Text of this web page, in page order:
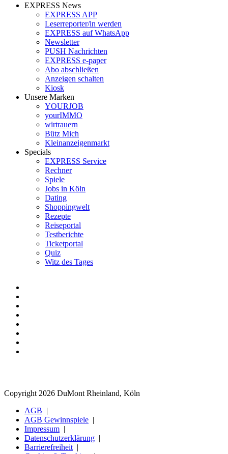
EXPRESS News
EXPRESS APP
Leserreporter/in werden
EXPRESS auf WhatsApp
Newsletter
PUSH Nachrichten
EXPRESS e-paper
Abo abschließen
Anzeigen schalten
Kiosk
Unsere Marken
YOURJOB
yourIMMO
wirtrauern
Bütz Mich
Kleinanzeigenmarkt
Specials
EXPRESS Service
Rechner
Spiele
Jobs in Köln
Dating
Shoppingwelt
Rezepte
Reiseportal
Testberichte
Ticketportal
Quiz
Witz des Tages
Copyright 2026 DuMont Rheinland, Köln
AGB
AGB Gewinnspiele
Impressum
Datenschutzerklärung
Barrierefreiheit